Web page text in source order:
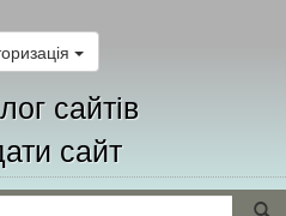
сайтів
сайт